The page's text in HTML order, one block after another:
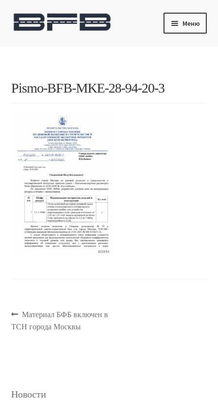
Перейти
к
Перейти
к
Меню
Контакты
Pismo-BFB-MKE-28-94-20-3
Навигация
Предыдущая
запись:
Материал БФБ включен в
ТСН города Москвы
Новости